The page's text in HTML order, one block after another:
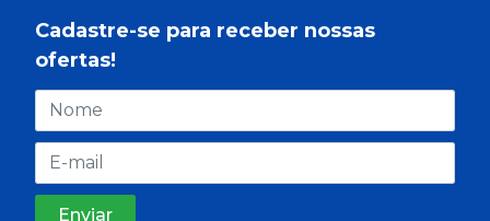
Cadastre-se para receber nossas
ofertas!